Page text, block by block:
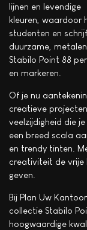
lijnen en levendige
kleuren, waardoor
studenten en
duurzame,
Stabilo Point 88
en markeren.
Of je nu
creatieve
veelzijdigheid die
een breed scala
en trendy tinten.
creativiteit de vrije
geven.
Bij Plan Uw
collectie Stabilo
hoogwaardige